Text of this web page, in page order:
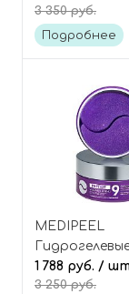
комплексом
витаминов
Ampoule PRO
3 350 руб.
Подробнее
MEDIPEEL
лифтинг-
век с
1 788 руб. /
3 250 руб.